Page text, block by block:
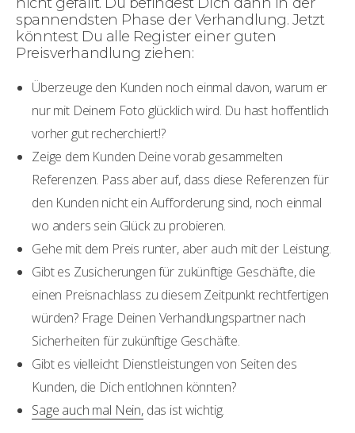
spannendsten Phase der Verhandlung. Jetzt
könntest Du alle Register einer guten
Preisverhandlung ziehen:
Überzeuge den Kunden noch einmal davon, warum er
nur mit Deinem Foto glücklich wird. Du hast hoffentlich
vorher gut recherchiert!?
Zeige dem Kunden Deine vorab gesammelten
Referenzen. Pass aber auf, dass diese Referenzen für
den Kunden nicht ein Aufforderung sind, noch einmal
wo anders sein Glück zu probieren.
Gehe mit dem Preis runter, aber auch mit der Leistung.
Gibt es Zusicherungen für zukünftige Geschäfte, die
einen Preisnachlass zu diesem Zeitpunkt rechtfertigen
würden? Frage Deinen Verhandlungspartner nach
Sicherheiten für zukünftige Geschäfte.
Gibt es vielleicht Dienstleistungen von Seiten des
Kunden, die Dich entlohnen könnten?
Sage auch mal Nein,das ist wichtig.